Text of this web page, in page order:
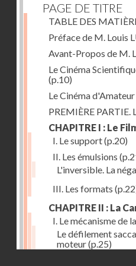
PAGE DE TITRE
TABLE DES
Préface de M. Louis
Avant-Propos de M.
Le Cinéma
(p.10)
Le Cinéma
PREMIÈRE
CHAPITRE I : Le
I. Le support(p.20)
II. Les émulsions
L'inversible. La
III. Les formats
CHAPITRE II : La
I. Le mécanisme de
Le défilement
moteur(p.25)